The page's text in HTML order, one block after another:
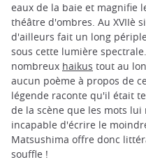
eaux de la baie et magnifie
théâtre d'ombres. Au XVIIè
d'ailleurs fait un long
sous cette lumière
nombreux haikus tout au
aucun poème à propos de
légende raconte qu'il était
de la scène que les mots
incapable d'écrire le
Matsushima offre donc
souffle !